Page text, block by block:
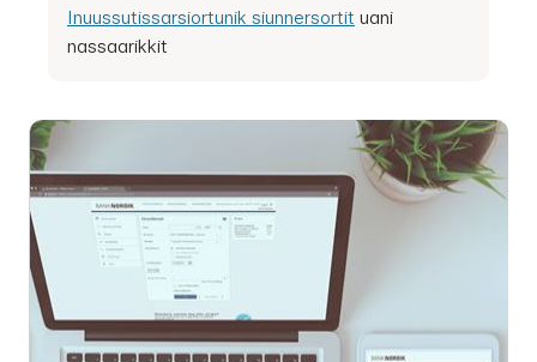
Inuussutissarsiortunik siunnersortit uani
nassaarikkit